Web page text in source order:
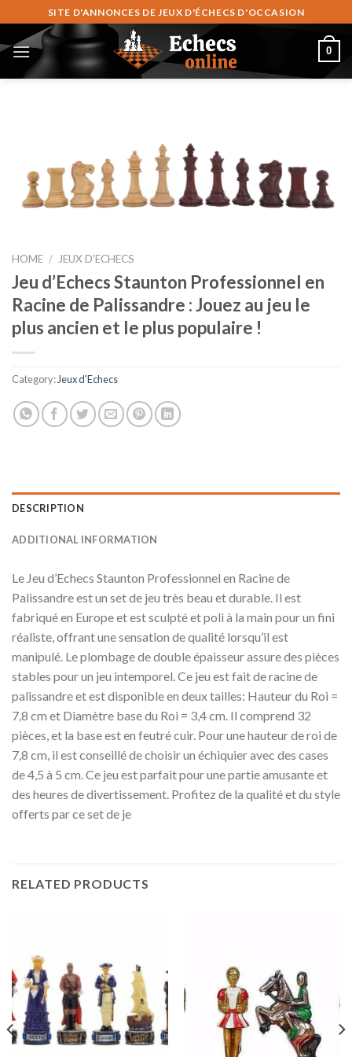
Inhalt
springen
SITE D'ANNONCES DE JEUX D'ÉCHECS D'OCCASION
0
HOME / JEUX D'ECHECS
Jeu d’Echecs Staunton Professionnel en
Racine de Palissandre : Jouez au jeu le
plus ancien et le plus populaire !
Category: Jeux d'Echecs
DESCRIPTION
ADDITIONAL INFORMATION
Le Jeu d’Echecs Staunton Professionnel en Racine de
Palissandre est un set de jeu très beau et durable. Il est
fabriqué en Europe et est sculpté et poli à la main pour un fini
réaliste, offrant une sensation de qualité lorsqu’il est
manipulé. Le plombage de double épaisseur assure des pièces
stables pour un jeu intemporel. Ce jeu est fait de racine de
palissandre et est disponible en deux tailles: Hauteur du Roi =
7,8 cm et Diamètre base du Roi = 3,4 cm. Il comprend 32
pièces, et la base est en feutré cuir. Pour une hauteur de roi de
7,8 cm, il est conseillé de choisir un échiquier avec des cases
de 4,5 à 5 cm. Ce jeu est parfait pour une partie amusante et
des heures de divertissement. Profitez de la qualité et du style
offerts par ce set de je
RELATED PRODUCTS